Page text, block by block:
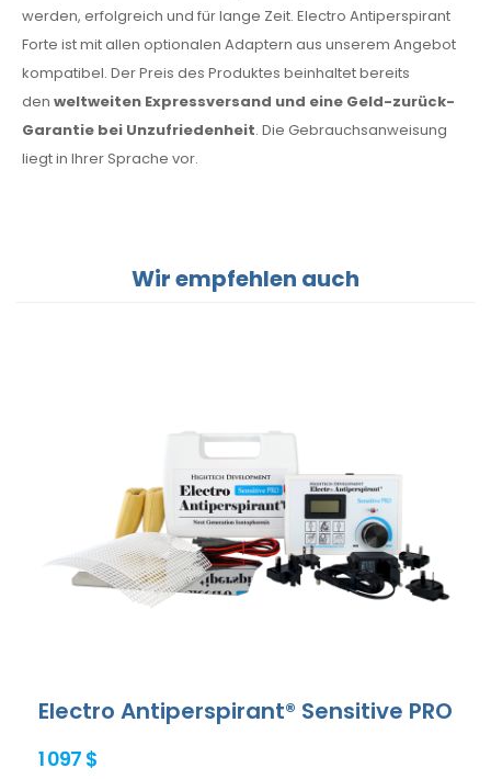
werden, erfolgreich und für lange Zeit. Electro Antiperspirant
Forte ist mit allen optionalen Adaptern aus unserem Angebot
kompatibel. Der Preis des Produktes beinhaltet bereits
den weltweiten Expressversand und eine Geld-zurück-
Garantie bei Unzufriedenheit. Die Gebrauchsanweisung
liegt in Ihrer Sprache vor.
Wir empfehlen auch
Electro Antiperspirant® Sensitive PRO
1 097 $